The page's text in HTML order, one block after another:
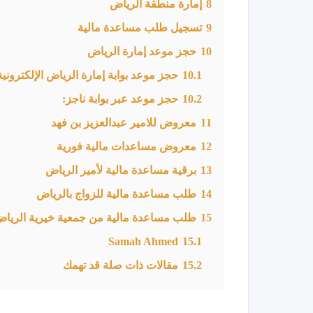
8
إمارة منطقة الرياض
9 تسجيل طلب مساعدة مالية
10 حجز موعد إمارة الرياض
10.1 حجز موعد بوابة إمارة الرياض
10.2 حجز موعد عبر بوابة ناجز:
11 معروض للامير عبدالعزيز بن فهد
12 معروض مساعدات مالية فورية
13 برقية مساعدة مالية لأمير الرياض
14 طلب مساعدة مالية للزواج بالرياض
15 طلب مساعدة مالية من جمعية خيرية
15.1
Samah Ahmed
15.2 مقالات ذات صلة قد تهمك